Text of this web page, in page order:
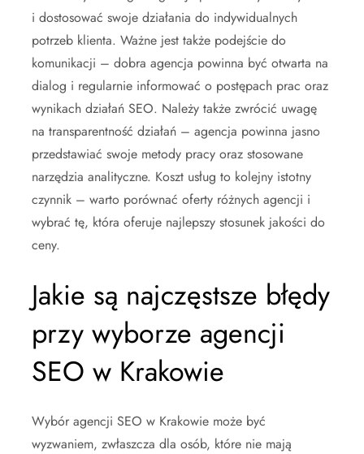
i dostosować swoje działania do indywidualnych
potrzeb klienta. Ważne jest także podejście do
komunikacji – dobra agencja powinna być otwarta na
dialog i regularnie informować o postępach prac oraz
wynikach działań SEO. Należy także zwrócić uwagę
na transparentność działań – agencja powinna jasno
przedstawiać swoje metody pracy oraz stosowane
narzędzia analityczne. Koszt usług to kolejny istotny
czynnik – warto porównać oferty różnych agencji i
wybrać tę, która oferuje najlepszy stosunek jakości do
ceny.
Jakie są najczęstsze błędy
przy wyborze agencji
SEO w Krakowie
Wybór agencji SEO w Krakowie może być
wyzwaniem, zwłaszcza dla osób, które nie mają